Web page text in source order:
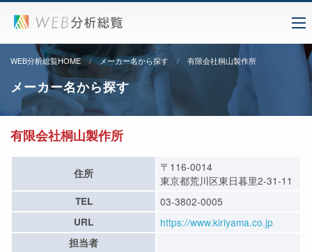
WEB分析総覧HOME メーカー名から探す 有限会社桐山製作所
メーカー名から探す
有限会社桐山製作所
住所
〒116-0014
東京都荒川区東日暮里2-31-11
TEL 03-3802-0005
URL https://www.kiriyama.co.jp
担当者